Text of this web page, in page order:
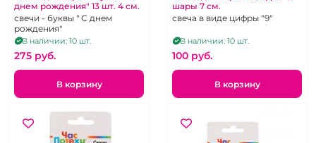
днем рождения" 13 шт. 4 см.
свечи - буквы " С днем
рождения"
В наличии: 10 шт.
275 pуб.
В корзину
шары 7 см.
свеча в виде цифры "9"
В наличии: 10 шт.
100 pуб.
В корзину